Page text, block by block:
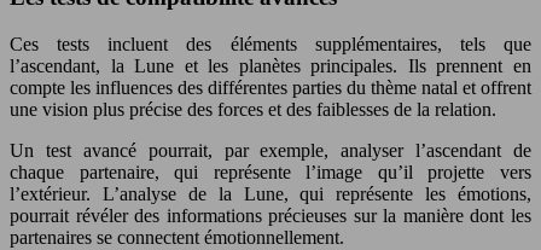
Ces tests incluent des éléments supplémentaires, tels que
l’ascendant, la Lune et les planètes principales. Ils prennent en
compte les influences des différentes parties du thème natal et offrent
une vision plus précise des forces et des faiblesses de la relation.
Un test avancé pourrait, par exemple, analyser l’ascendant de
chaque partenaire, qui représente l’image qu’il projette vers
l’extérieur. L’analyse de la Lune, qui représente les émotions,
pourrait révéler des informations précieuses sur la manière dont les
partenaires se connectent émotionnellement.